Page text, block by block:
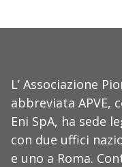
L’ Associazione
abbreviata
Eni SpA, ha sede
con due uffici
e uno a Roma.